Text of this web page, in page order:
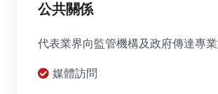
公共關係
代表業界向監管機構及政府傳達專業
媒體訪問